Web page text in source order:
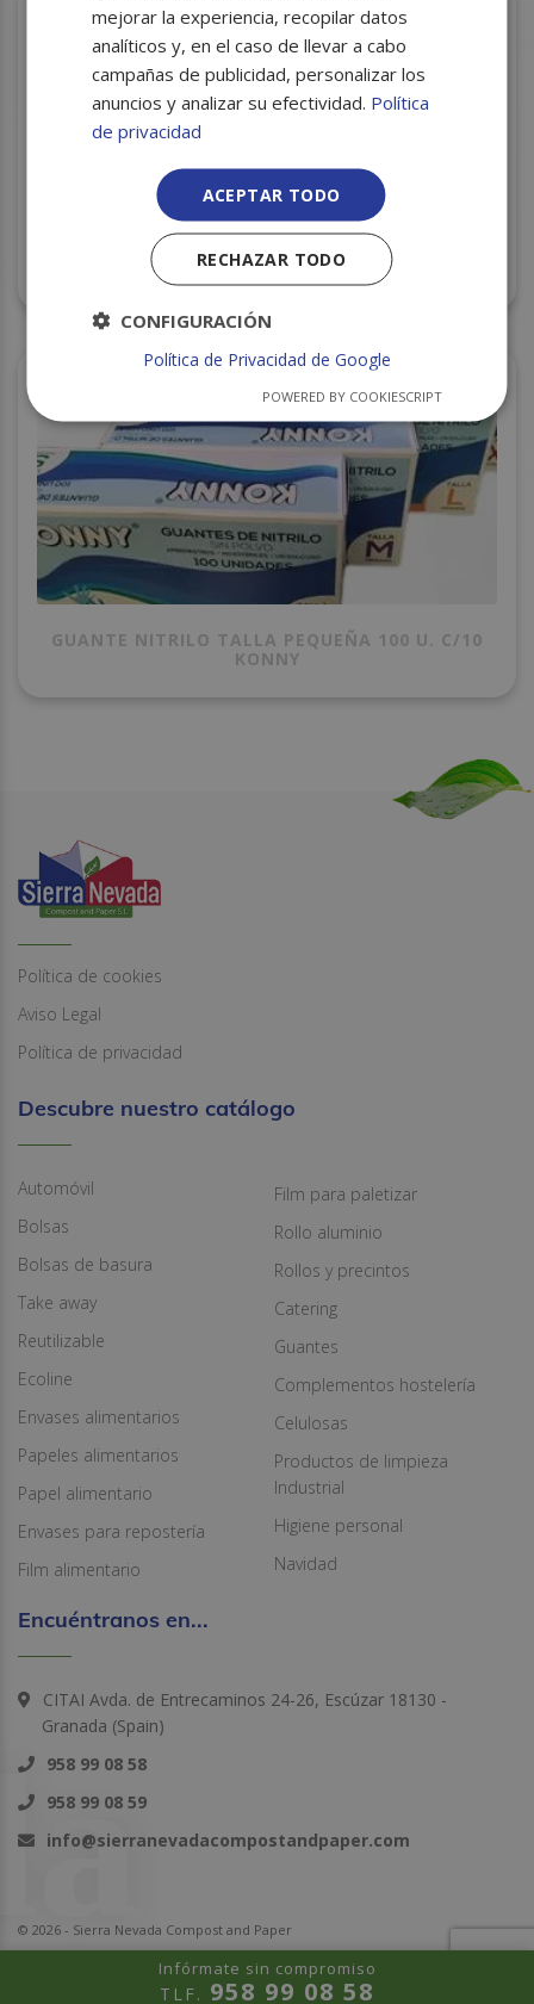
Infórmate sin compromiso
TLF. 958 99 08 58
GUANTE NITRILO AZUL S 100 U. C/10 KONNY
GUANTE NITRILO TALLA PEQUEÑA 100 U. C/10
KONNY
Política de cookies
Aviso Legal
Política de privacidad
Descubre nuestro catálogo
Automóvil
Bolsas
Bolsas de basura
Take away
Reutilizable
Ecoline
Envases alimentarios
Papeles alimentarios
Papel alimentario
Envases para repostería
Film alimentario
Film para paletizar
Rollo aluminio
Rollos y precintos
Catering
Guantes
Complementos hostelería
Celulosas
Productos de limpieza
Industrial
Higiene personal
Navidad
Encuéntranos en...
CITAI Avda. de Entrecaminos 24-26, Escúzar 18130 -
Granada (Spain)
958 99 08 58
958 99 08 59
info@sierranevadacompostandpaper.com
© 2026 - Sierra Nevada Compost and Paper
mejorar la experiencia, recopilar datos
analíticos y, en el caso de llevar a cabo
campañas de publicidad, personalizar los
anuncios y analizar su efectividad. Política
de privacidad
ACEPTAR TODO
RECHAZAR TODO
CONFIGURACIÓN
Política de Privacidad de Google
POWERED BY COOKIESCRIPT